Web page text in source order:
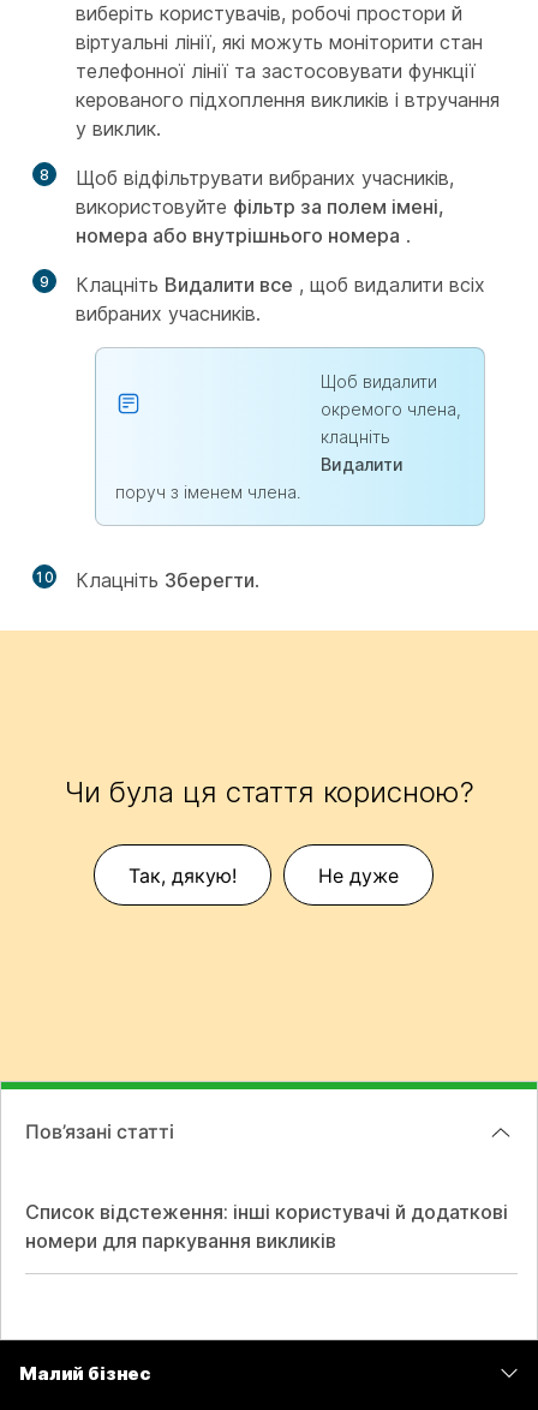
виберіть користувачів, робочі простори й
віртуальні лінії, які можуть моніторити стан
телефонної лінії та застосовувати функції
керованого підхоплення викликів і втручання
у виклик.
8
Щоб відфільтрувати вибраних учасників,
використовуйте фільтр за полем імені,
номера або внутрішнього номера .
9 Клацніть Видалити все , щоб видалити всіх
вибраних учасників.
Щоб видалити
окремого члена,
клацніть
Видалити
поруч з іменем члена.
10 Клацніть Зберегти.
Чи була ця стаття корисною?
Так, дякую! Не дуже
Пов’язані статті
Список відстеження: інші користувачі й додаткові
номери для паркування викликів
Малий бізнес